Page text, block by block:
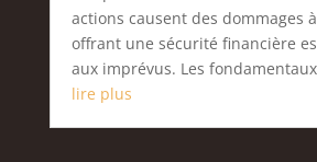
actions causent des dommages
offrant une sécurité financière
aux imprévus. Les
lire plus